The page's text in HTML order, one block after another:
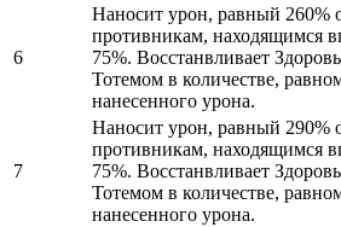
6
Наносит урон, равный 260%
противникам, находящимся
75%. Восстанвливает
Тотемом в количестве,
нанесенного урона.
7
Наносит урон, равный 290%
противникам, находящимся
75%. Восстанвливает
Тотемом в количестве,
нанесенного урона.